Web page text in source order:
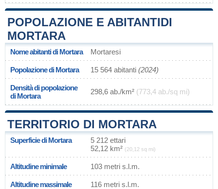
POPOLAZIONE E ABITANTIDI
MORTARA
Nome abitanti di Mortara Mortaresi
Popolazione di Mortara 15 564 abitanti (2024)
Densità di popolazione
di Mortara
298,6 ab./km² (773,4 ab./sq mi)
TERRITORIO DI MORTARA
Superficie di Mortara
5 212 ettari
52,12 km² (20,12 sq mi)
Altitudine minimale 103 metri s.l.m.
Altitudine massimale 116 metri s.l.m.